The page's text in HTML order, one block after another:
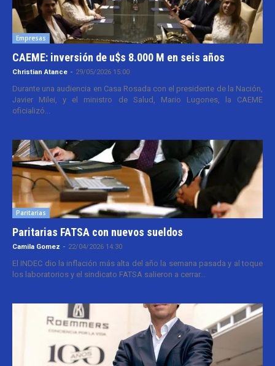
Empresas
CAEME: inversión de u$s 8.000 M en seis años
Christian Atance - 29/05/2026 15:00
Durante una audiencia en Casa Rosada con el presidente de la Nación,
Javier Milei, y el ministro de Salud, Mario Lugones, la CAEME
oficializó...
Paritarias
Paritarias FATSA con nuevos sueldos
Camila Gomez - 22/04/2026 14:30
El INDEC dio la inflación más alta del año la semana pasada y al toque
los laboratorios y el sindicato FATSA salieron a cerrar...